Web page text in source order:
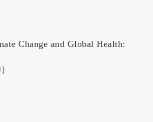
Change and Global Health: